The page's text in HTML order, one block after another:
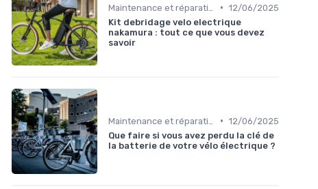
• 12/06/2025
Kit debridage velo electrique
nakamura : tout ce que vous devez
savoir
• 12/06/2025
Que faire si vous avez perdu la clé de
la batterie de votre vélo électrique ?